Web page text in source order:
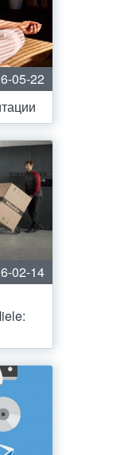
05-22
02-14